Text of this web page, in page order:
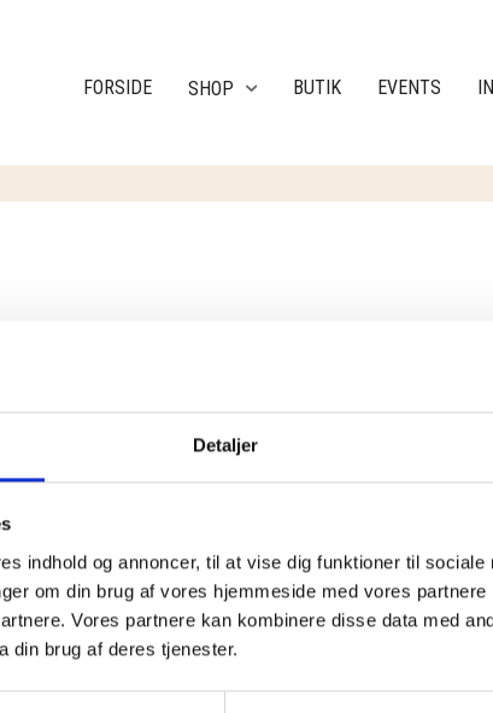
Detaljer
indhold og annoncer, til at vise dig funktioner til sociale
om din brug af vores hjemmeside med vores partnere
Vores partnere kan kombinere disse data med
din brug af deres tjenester.
FORSIDE SHOP BUTIK EVENTS